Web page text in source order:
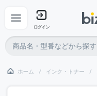
ログイン
ホーム インク・トナー